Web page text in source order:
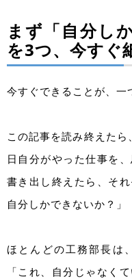
まず「自分し
を3つ、今すぐ
今すぐできることが、一
この記事を読み終えた
日自分がやった仕事を
書き出し終えたら、そ
自分しかできないか？」
ほとんどの工務部長は
「これ、自分じゃなく